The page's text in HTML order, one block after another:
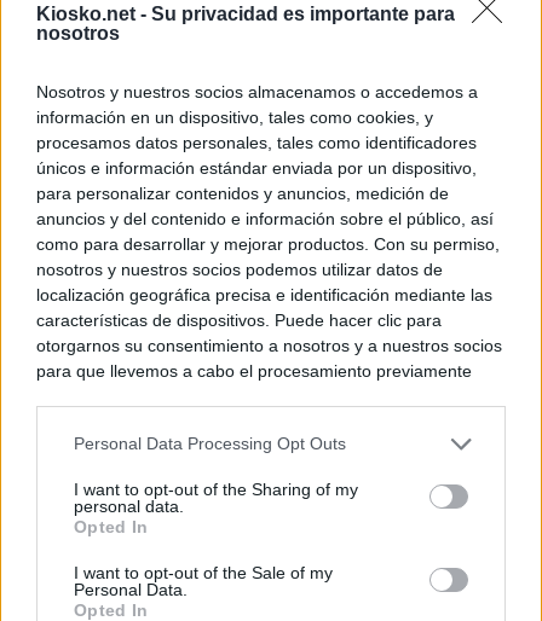
Kiosko.net - Su privacidad es importante para
nosotros
Nosotros y nuestros socios almacenamos o accedemos a
información en un dispositivo, tales como cookies, y
procesamos datos personales, tales como identificadores
únicos e información estándar enviada por un dispositivo,
para personalizar contenidos y anuncios, medición de
anuncios y del contenido e información sobre el público, así
como para desarrollar y mejorar productos. Con su permiso,
nosotros y nuestros socios podemos utilizar datos de
localización geográfica precisa e identificación mediante las
características de dispositivos. Puede hacer clic para
otorgarnos su consentimiento a nosotros y a nuestros socios
para que llevemos a cabo el procesamiento previamente
negar su consentimiento. Tenga en cuenta que algún
de su consentimiento, pero usted tiene el derecho de
rechazar tal procesamiento. Sus preferencias se aplicarán
cualquier momento entrando de nuevo en este sitio web o
visitando nuestra política de privacidad.
Personal Data Processing Opt Outs
I want to opt-out of the Sharing of my
personal data.
Opted In
I want to opt-out of the Sale of my
Personal Data.
Opted In